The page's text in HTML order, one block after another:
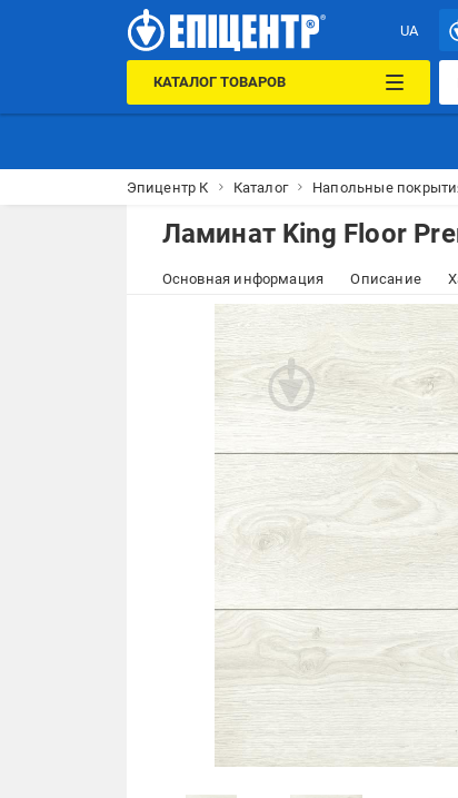
UA
КАТАЛОГ ТОВАРОВ
Эпицентр К Каталог Напольные
Ламинат King Floor
Основная информация Описание